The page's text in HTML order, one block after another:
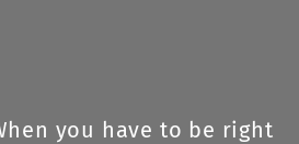
you have to be right